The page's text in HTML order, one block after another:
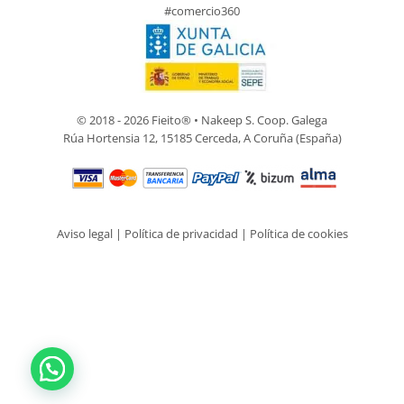
#comercio360
© 2018 - 2026 Fieito® • Nakeep S. Coop. Galega
Rúa Hortensia 12, 15185 Cerceda, A Coruña (España)
Aviso legal| Política de privacidad | Política de cookies